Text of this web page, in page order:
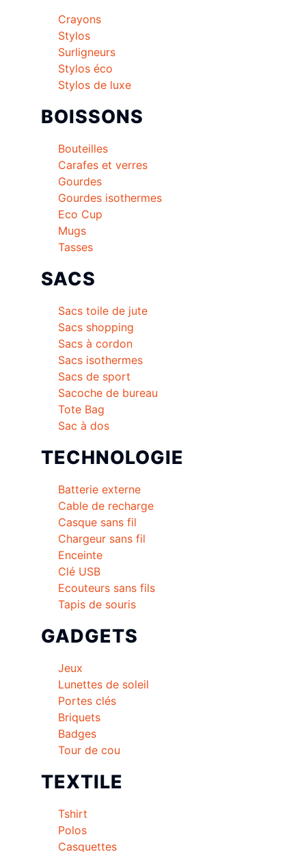
Crayons
Stylos
Surligneurs
Stylos éco
Stylos de luxe
BOISSONS
Bouteilles
Carafes et verres
Gourdes
Gourdes isothermes
Eco Cup
Mugs
Tasses
SACS
Sacs toile de jute
Sacs shopping
Sacs à cordon
Sacs isothermes
Sacs de sport
Sacoche de bureau
Tote Bag
Sac à dos
TECHNOLOGIE
Batterie externe
Cable de recharge
Casque sans fil
Chargeur sans fil
Enceinte
Clé USB
Ecouteurs sans fils
Tapis de souris
GADGETS
Jeux
Lunettes de soleil
Portes clés
Briquets
Badges
Tour de cou
TEXTILE
Tshirt
Polos
Casquettes